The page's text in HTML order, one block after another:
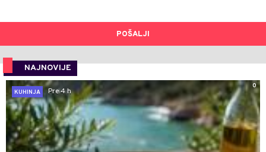
POŠALJI
NAJNOVIJE
0
KUHINJA
Pre 4 h